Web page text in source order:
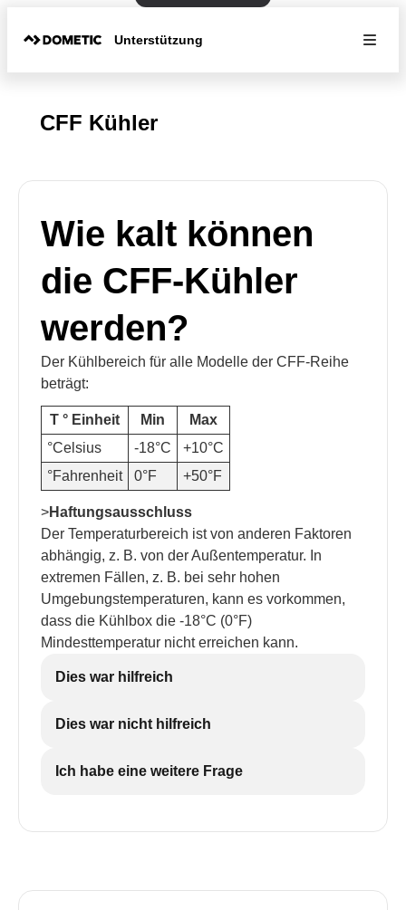
Unterstützung
CFF Kühler
Wie kalt können
die CFF-Kühler
werden?
Der Kühlbereich für alle Modelle der CFF-Reihe
beträgt:
T ° Einheit Min
Max
°Celsius
-18°C
+10°C
°Fahrenheit
0°F +50°F
>Haftungsausschluss
Der Temperaturbereich ist von anderen Faktoren
abhängig, z. B. von der Außentemperatur. In
extremen Fällen, z. B. bei sehr hohen
Umgebungstemperaturen, kann es vorkommen,
dass die Kühlbox die -18°C (0°F)
Mindesttemperatur nicht erreichen kann.
Dies war hilfreich
Dies war nicht hilfreich
Ich habe eine weitere Frage